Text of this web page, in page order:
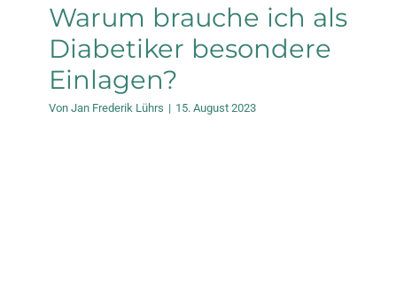
Warum brauche ich als
Diabetiker besondere
Einlagen?
Von Jan Frederik Lührs | 15. August 2023